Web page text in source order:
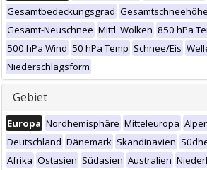
Gesamtbedeckungsgrad Gesamtschneehöhe
Gesamt-Neuschnee Mittl. Wolken 850 hPa
500 hPa Wind 50 hPa Temp Schnee/Eis
Niederschlagsform
Gebiet
Europa Nordhemisphäre Mitteleuropa
Deutschland Dänemark Skandinavien
Afrika Ostasien Südasien Australien